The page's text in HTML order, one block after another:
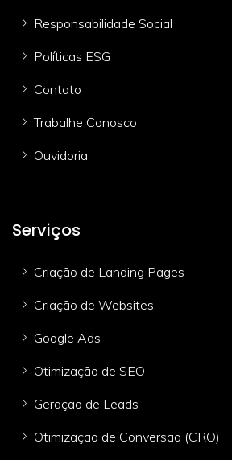
Responsabilidade Social
Políticas ESG
Contato
Trabalhe Conosco
Ouvidoria
Serviços
Criação de Landing Pages
Criação de Websites
Google Ads
Otimização de SEO
Geração de Leads
Otimização de Conversão (CRO)